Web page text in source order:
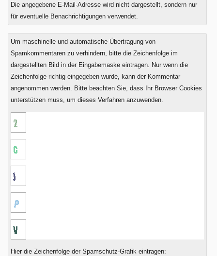
ist
Sechs
plus
Die angegebene E-Mail-Adresse wird nicht dargestellt, sondern nur
für eventuelle Benachrichtigungen verwendet.
Um maschinelle und automatische Übertragung von
Spamkommentaren zu verhindern, bitte die Zeichenfolge im
dargestellten Bild in der Eingabemaske eintragen. Nur wenn die
Zeichenfolge richtig eingegeben wurde, kann der Kommentar
angenommen werden. Bitte beachten Sie, dass Ihr Browser Cookies
unterstützen muss, um dieses Verfahren anzuwenden.
Hier die Zeichenfolge der Spamschutz-Grafik eintragen: